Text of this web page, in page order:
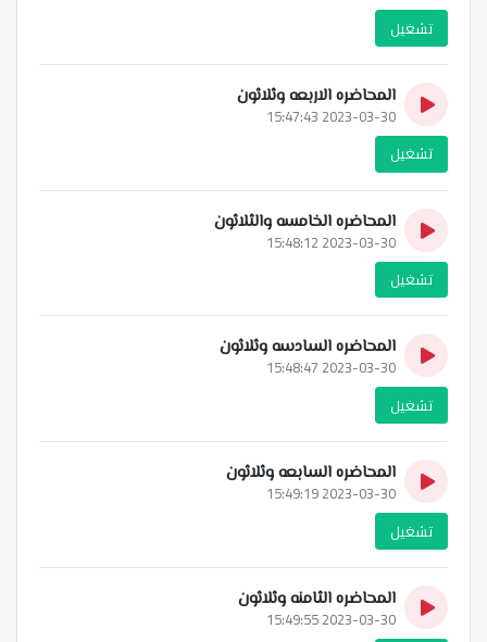
تشغيل
المحاضره الاربعه وثلاثون
2023-03-30 15:47:43
تشغيل
المحاضره الخامسه والثلاثون
2023-03-30 15:48:12
تشغيل
المحاضره السادسه وثلاثون
2023-03-30 15:48:47
تشغيل
المحاضره السابعه وثلاثون
2023-03-30 15:49:19
تشغيل
المحاضره الثامنه وثلاثون
2023-03-30 15:49:55